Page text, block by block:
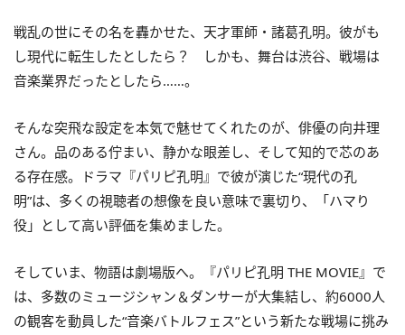
戦乱の世にその名を轟かせた、天才軍師・諸葛孔明。彼がも
し現代に転生したとしたら？ しかも、舞台は渋谷、戦場は
音楽業界だったとしたら……。
そんな突飛な設定を本気で魅せてくれたのが、俳優の向井理
さん。品のある佇まい、静かな眼差し、そして知的で芯のあ
る存在感。ドラマ『パリピ孔明』で彼が演じた“現代の孔
明”は、多くの視聴者の想像を良い意味で裏切り、「ハマり
役」として高い評価を集めました。
そしていま、物語は劇場版へ。『パリピ孔明 THE MOVIE』で
は、多数のミュージシャン＆ダンサーが大集結し、約6000人
の観客を動員した“音楽バトルフェス”という新たな戦場に挑み